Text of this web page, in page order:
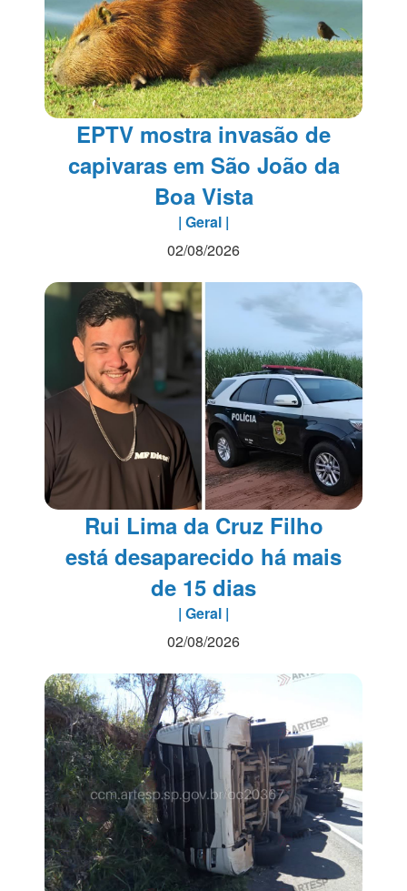
EPTV mostra invasão de
capivaras em São João da
Boa Vista
| Geral |
02/08/2026
Rui Lima da Cruz Filho
está desaparecido há mais
de 15 dias
| Geral |
02/08/2026